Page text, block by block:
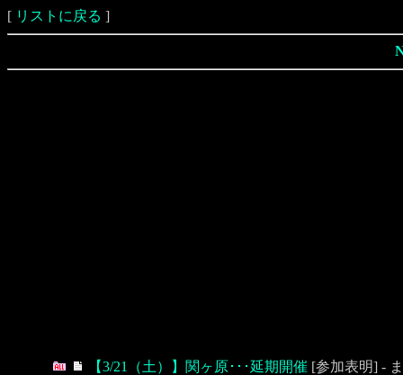
[ リストに戻る ]
【3/21（土）】関ヶ原･･･延期開催 [参加表明] -